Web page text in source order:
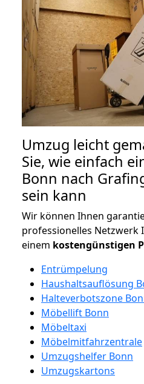
Umzug leicht
Sie, wie einfach
Bonn nach
sein kann
Wir können Ihnen
professionelles Netzwerk
einem kostengünstigen
Entrümpelung
Haushaltsauflösung
Halteverbotszone
Möbellift Bonn
Möbeltaxi
Möbelmitfahrzentrale
Umzugshelfer Bonn
Umzugskartons